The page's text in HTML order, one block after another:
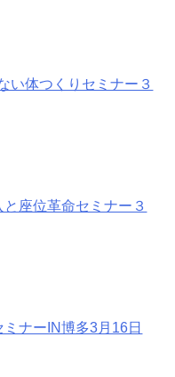
い体つくりセミナー３
座位革命セミナー３
ナーIN博多3月16日